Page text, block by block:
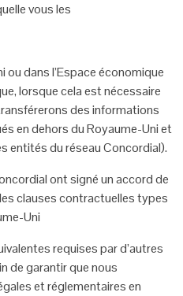
vous les
ou dans l’Espace économique
lorsque cela est nécessaire
des informations
en dehors duRoyaume-Uni et
entités du réseau Concordial).
ont signé un accord de
clauses contractuelles types
Uni
requises par d’autres
de garantir que nous
et réglementaires en